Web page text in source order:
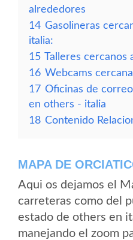
alrededores
14 Gasolineras
italia:
15 Talleres cercanos
16 Webcams
17 Oficinas de
en others - italia
18 Contenido
MAPA DE
Aqui os dejamos el
carreteras como del
estado de others en
manejando el zoom